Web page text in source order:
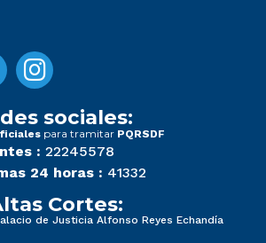
sociales:
para tramitar PQRSDF
: 22245578
24 horas : 41332
Cortes:
de Justicia Alfonso Reyes Echandía